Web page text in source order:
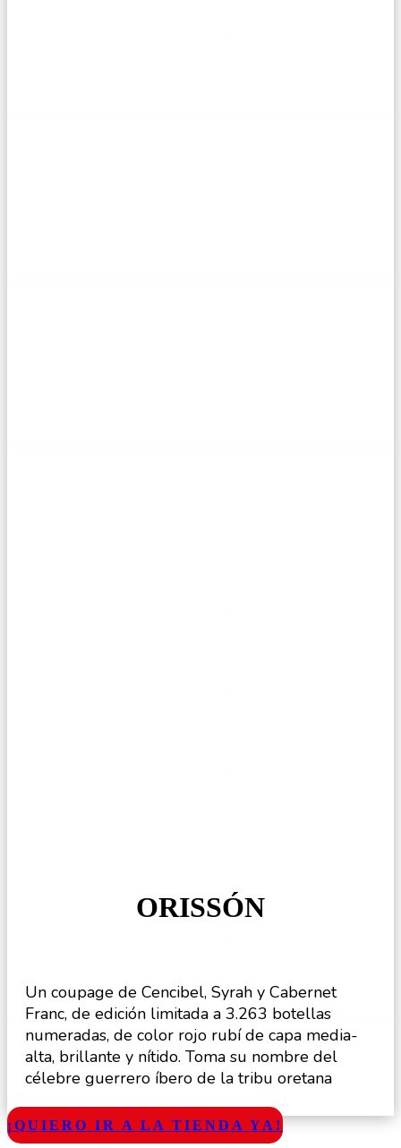
ORISSÓN
Un coupage de Cencibel, Syrah y Cabernet
Franc, de edición limitada a 3.263 botellas
numeradas, de color rojo rubí de capa media-
alta, brillante y nítido. Toma su nombre del
célebre guerrero íbero de la tribu oretana
¡QUIERO IR A LA TIENDA YA!